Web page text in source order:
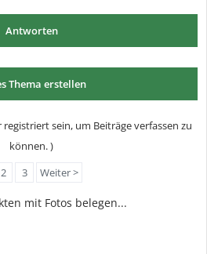
Antworten
Thema erstellen
sein, um Beiträge verfassen zu
können. )
2 3 Weiter >
mit Fotos belegen...